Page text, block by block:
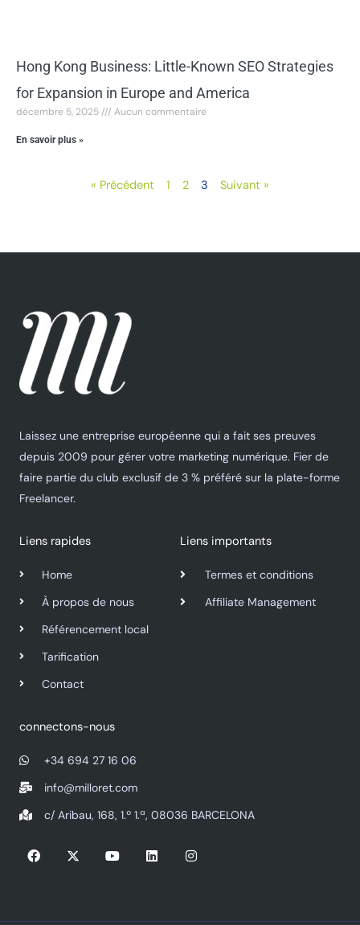
Hong Kong Business: Little-Known SEO Strategies
for Expansion in Europe and America
décembre 5, 2025 Aucun commentaire
En savoir plus »
« Précédent 1 2 3 Suivant »
Laissez une entreprise européenne qui a fait ses preuves
depuis 2009 pour gérer votre marketing numérique. Fier de
faire partie du club exclusif de 3 % préféré sur la plate-forme
Freelancer.
Liens rapides
Home
À propos de nous
Référencement local
Tarification
Contact
Liens importants
Termes et conditions
Affiliate Management
connectons-nous
+34 694 27 16 06
info@milloret.com
c/ Aribau, 168, 1.º 1.ª, 08036 BARCELONA
F
a
X
-
Y
o
L
i
I
n